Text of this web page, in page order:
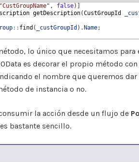
"CustGroupName" , false)
getDescription(CustGroupId
:: find ( _custGroupId ) . Name;
lo único que necesitamos para
es decorar el propio método
el nombre que queremos dar
de instancia o no.
la acción desde un flujo de
bastante sencillo.